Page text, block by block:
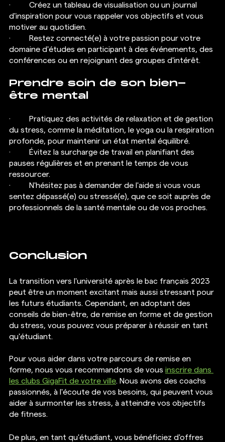
·  	Créez un tableau de visualisation ou un journal
d'inspiration pour vous rappeler vos objectifs et vous
motiver au quotidien.
·  	Restez connecté(e) à votre passion pour votre
domaine d'études en participant à des événements, des
conférences ou en rejoignant des groupes d'intérêt.
Prendre soin de son bien-
être mental
·  	Pratiquez des activités de relaxation et de gestion
du stress, comme la méditation, le yoga ou la respiration
profonde, pour maintenir un état mental équilibré.
·  	Évitez la surcharge de travail en planifiant des
pauses régulières et en prenant le temps de vous
ressourcer.
·  	N'hésitez pas à demander de l'aide si vous vous
sentez dépassé(e) ou stressé(e), que ce soit auprès de
professionnels de la santé mentale ou de vos proches.
Conclusion
La transition vers l'université après le bac français 2023
peut être un moment excitant mais aussi stressant pour
les futurs étudiants. Cependant, en adoptant des
conseils de bien-être, de remise en forme et de gestion
du stress, vous pouvez vous préparer à réussir en tant
qu'étudiant.
Pour vous aider dans votre parcours de remise en
forme, nous vous recommandons de vous inscrire dans
les clubs GigaFit de votre ville. Nous avons des coachs
passionnés, à l'écoute de vos besoins, qui peuvent vous
aider à surmonter les stress, à atteindre vos objectifs
de fitness.
De plus, en tant qu'étudiant, vous bénéficiez d'offres